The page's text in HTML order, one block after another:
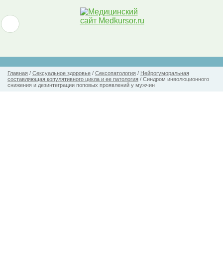
Главная / Сексуальное здоровье / Сексопатология / Нейрогуморальная
составляющая копулятивного цикла и ее патология / Синдром инволюционного
снижения и дезинтеграции поповых проявлений у мужчин